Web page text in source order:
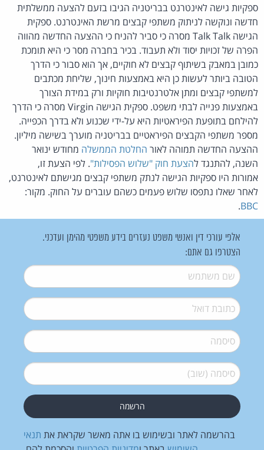
ספקיות גישה לאינטרנט בבריטניה הגיבו בזעם להצעה ממשלתית
חדשה ונוקשה לניתוק משתפי קבצים מרשת האינטרנט. ספקית
הגישה Talk Talk מסרה כי סביר להניח כי ההצעה החדשה מהווה
הפרה של זכויות יסוד ולא תעבוד. בכיר בחברה מסר כי היא תומכת
כמובן במאבק בשיתוף קבצים לא חוקיים, אך הוא סבור כי הדרך
הטובה ביותר לעשות כן היא באמצעות חינוך, שליחת מכתבים
למשתפי קבצים ומתן אלטרנטיבות חוקיות ורק במידת הצורך
באמצעות פנייה לבתי משפט. ספקית הגישה Virgin מסרה כי הדרך
להילחם בתופעת הפיראטיות היא על-ידי שכנוע ולא בדרך הכפייה.
מספר משתפי הקבצים הפיראטיים בבריטניה מוערך בשישה מיליון.
ההצעה החדשה תמוהה לאור החלטת הממשלה מחודש ינואר
השנה, להתנגד להצעת חוק "שלוש הפסילות". לפי הצעת זו,
אמורות היו ספקיות הגישה לנתק משתפי קבצים מגישתם לאינטרנט,
לאחר שאלו נתפסו שלוש פעמים כשהם עוברים על החוק. מקור:
BBC
.
אלפי עורכי דין ואנשי משפט נעזרים בידע משפטי מהימן ועדכני.
הצטרפו גם אתם:
שם משתמש*
דואל*
סיסמה*
סיסמה (שוב)*
בהרשמה לאתר ובשימוש בו אתה מאשר שקראת את תנאי